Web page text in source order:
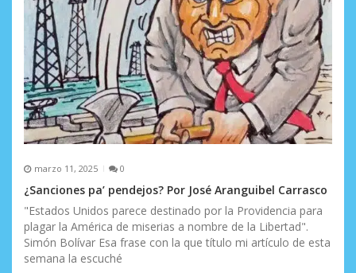
marzo 11, 2025 0
¿Sanciones pa’ pendejos? Por José Aranguibel Carrasco
"Estados Unidos parece destinado por la Providencia para
plagar la América de miserias a nombre de la Libertad".
Simón Bolívar Esa frase con la que título mi artículo de esta
semana la escuché